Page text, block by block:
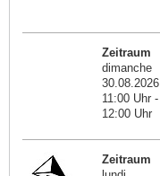
Zeitraum
dimanche
30.08.2026
11:00 Uhr -
12:00 Uhr
Zeitraum